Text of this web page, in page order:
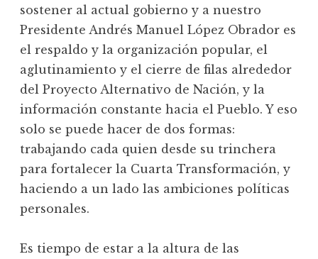
sostener al actual gobierno y a nuestro
Presidente Andrés Manuel López Obrador es
el respaldo y la organización popular, el
aglutinamiento y el cierre de filas alrededor
del Proyecto Alternativo de Nación, y la
información constante hacia el Pueblo. Y eso
solo se puede hacer de dos formas:
trabajando cada quien desde su trinchera
para fortalecer la Cuarta Transformación, y
haciendo a un lado las ambiciones políticas
personales.
Es tiempo de estar a la altura de las